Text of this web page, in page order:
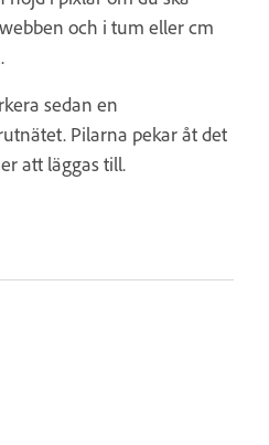
och i tum eller cm
sedan en
Pilarna pekar åt det
att läggas till.